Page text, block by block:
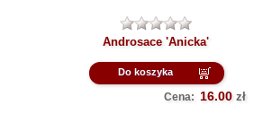
Androsace 'Anicka'
Do koszyka
Cena: 16.00 zł